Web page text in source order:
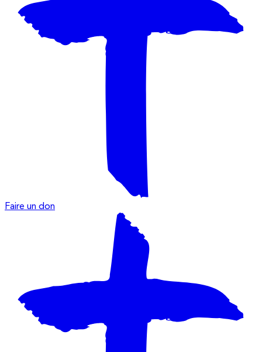
Faire un don